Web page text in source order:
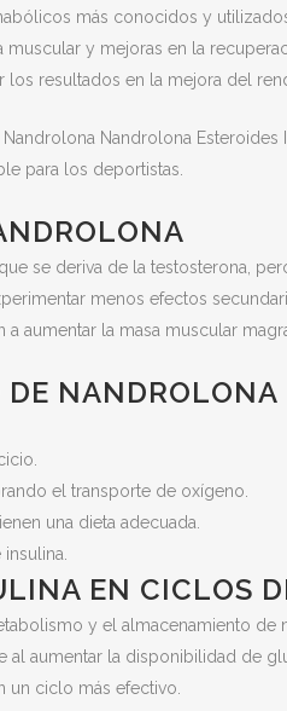
más conocidos y
y mejoras en la
resultados en la mejora del
Nandrolona
para los deportistas.
se deriva de la testosterona,
menos efectos
aumentar la masa muscular
DE NANDROLONA
el transporte de oxígeno.
una dieta adecuada.
EN CICLOS
y el almacenamiento
aumentar la disponibilidad de
un ciclo más efectivo.